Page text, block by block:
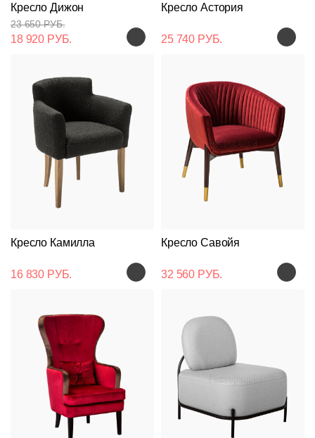
Кресло Дижон
23 650 РУБ.
18 920 РУБ.
Кресло Астория
25 740 РУБ.
Кресло Камилла
16 830 РУБ.
Кресло Савойя
32 560 РУБ.